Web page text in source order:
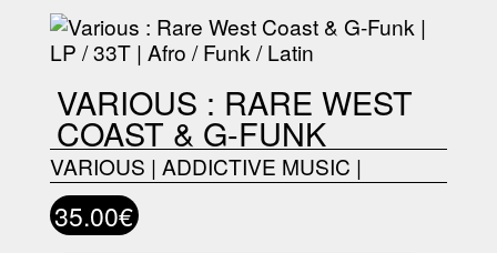
VARIOUS : RARE WEST
COAST & G-FUNK
VARIOUS | ADDICTIVE MUSIC |
35.00€